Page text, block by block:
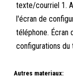
texte/courriel 1.
l'écran de
téléphone. Écran
configurations du
Autres materiaux: